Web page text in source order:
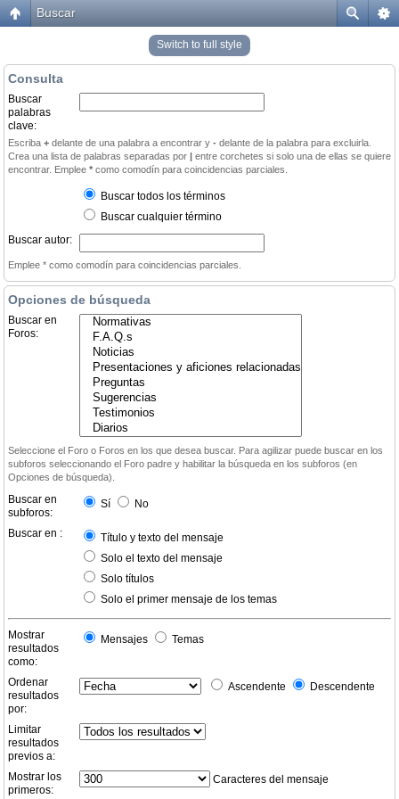
Buscar
Switch to full style
Consulta
Buscar
palabras
clave:
Escriba + delante de una palabra a encontrar y - delante de la palabra para excluirla.
Crea una lista de palabras separadas por | entre corchetes si solo una de ellas se quiere
encontrar. Emplee * como comodín para coincidencias parciales.
Buscar todos los términos
Buscar cualquier término
Buscar autor:
Emplee * como comodín para coincidencias parciales.
Opciones de búsqueda
Buscar en
Foros:
Seleccione el Foro o Foros en los que desea buscar. Para agilizar puede buscar en los
subforos seleccionando el Foro padre y habilitar la búsqueda en los subforos (en
Opciones de búsqueda).
Buscar en
subforos:
Sí No
Buscar en :
Título y texto del mensaje
Solo el texto del mensaje
Solo títulos
Solo el primer mensaje de los temas
Mostrar
resultados
como:
Mensajes Temas
Ordenar
resultados
por:
Ascendente Descendente
Limitar
resultados
previos a:
Mostrar los
primeros:
Caracteres del mensaje